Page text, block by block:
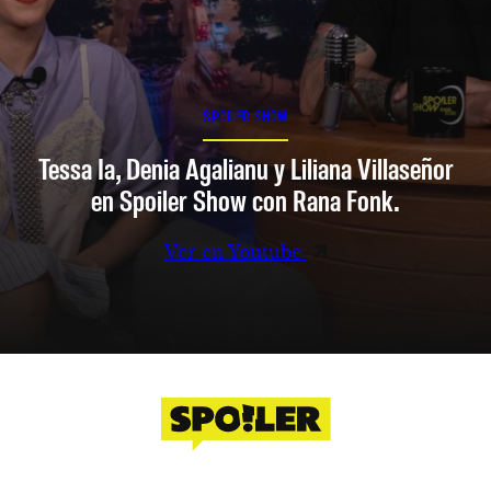
SPOILER SHOW
Tessa Ia, Denia Agalianu y Liliana Villaseñor
en Spoiler Show con Rana Fonk.
Ver en Youtube